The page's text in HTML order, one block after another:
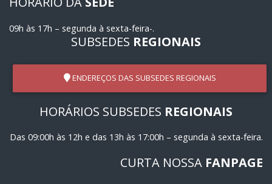
09h às 17h – segunda à sexta-feira-.
SUBSEDES REGIONAIS
ENDEREÇOS DAS SUBSEDES REGIONAIS
HORÁRIOS SUBSEDES REGIONAIS
Das 09:00h às 12h e das 13h às 17:00h – segunda à sexta-feira.
CURTA NOSSA FANPAGE